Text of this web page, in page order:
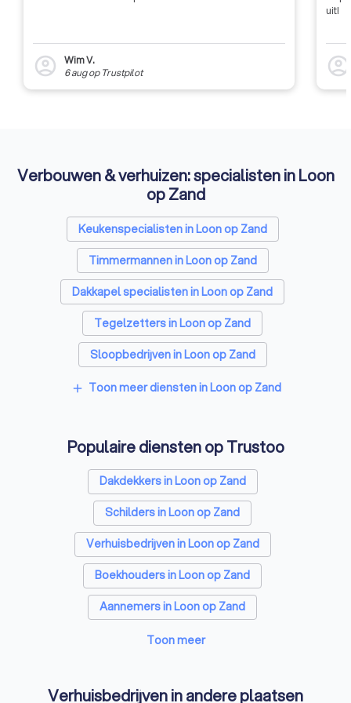
account_circle
Wim V.
6 augop Trustpilot
uit!
account_circle
Verbouwen & verhuizen: specialisten in Loon
op Zand
Keukenspecialisten in Loon op Zand
Timmermannen in Loon op Zand
Dakkapel specialisten in Loon op Zand
Tegelzetters in Loon op Zand
Sloopbedrijven in Loon op Zand
Bouwkundige keurders in Loon op Zand
Metselaars in Loon op Zand
add Toon meer diensten in Loon op Zand
Populaire diensten op Trustoo
Dakdekkers in Loon op Zand
Schilders in Loon op Zand
Verhuisbedrijven in Loon op Zand
Boekhouders in Loon op Zand
Aannemers in Loon op Zand
Makelaars in Loon op Zand
Toon meer
Verhuisbedrijven in andere plaatsen